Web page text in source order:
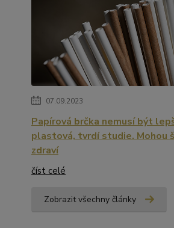
07.09.2023
Papírová brčka nemusí být
plastová, tvrdí studie. Mohou
zdraví
číst celé
Zobrazit všechny články